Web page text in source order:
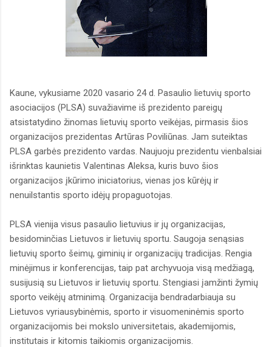
Kaune, vykusiame 2020 vasario 24 d. Pasaulio lietuvių sporto
asociacijos (PLSA) suvažiavime iš prezidento pareigų
atsistatydino žinomas lietuvių sporto veikėjas, pirmasis šios
organizacijos prezidentas Artūras Poviliūnas. Jam suteiktas
PLSA garbės prezidento vardas. Naujuoju prezidentu vienbalsiai
išrinktas kaunietis Valentinas Aleksa, kuris buvo šios
organizacijos įkūrimo iniciatorius, vienas jos kūrėjų ir
nenuilstantis sporto idėjų propaguotojas.
PLSA vienija visus pasaulio lietuvius ir jų organizacijas,
besidominčias Lietuvos ir lietuvių sportu. Saugoja senąsias
lietuvių sporto šeimų, giminių ir organizacijų tradicijas. Rengia
minėjimus ir konferencijas, taip pat archyvuoja visą medžiagą,
susijusią su Lietuvos ir lietuvių sportu. Stengiasi įamžinti žymių
sporto veikėjų atminimą. Organizacija bendradarbiauja su
Lietuvos vyriausybinėmis, sporto ir visuomeninėmis sporto
organizacijomis bei mokslo universitetais, akademijomis,
institutais ir kitomis taikiomis organizacijomis.